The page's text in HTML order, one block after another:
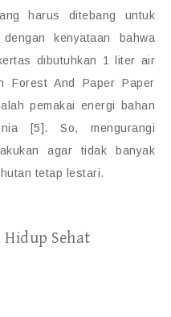
harus ditebang untuk
kenyataan bahwa
dibutuhkan 1 liter air
Forest And Paper Paper
pemakai energi bahan
[5]. So, mengurangi
agar tidak banyak
tetap lestari.
Hidup Sehat